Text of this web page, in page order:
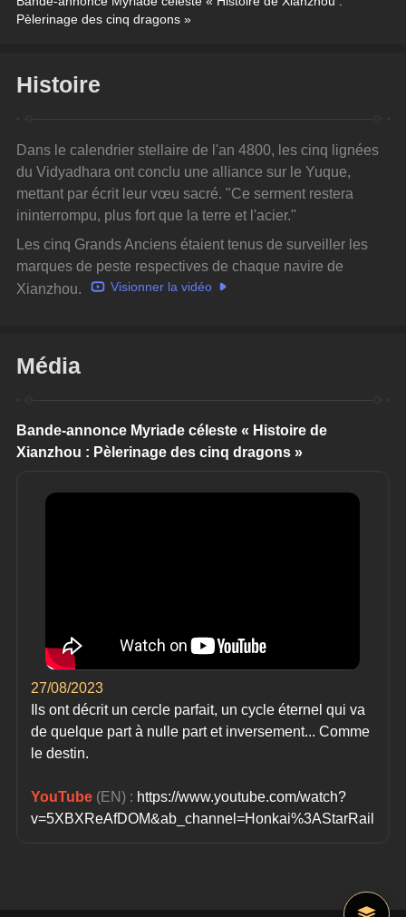
Pèlerinage des cinq dragons »
Histoire
Dans le calendrier stellaire de l'an 4800, les cinq lignées
du Vidyadhara ont conclu une alliance sur le Yuque,
mettant par écrit leur vœu sacré. "Ce serment restera
ininterrompu, plus fort que la terre et l'acier."
Les cinq Grands Anciens étaient tenus de surveiller les
marques de peste respectives de chaque navire de
Xianzhou.
Visionner la vidéo
Média
Bande-annonce Myriade céleste « Histoire de
Xianzhou : Pèlerinage des cinq dragons »
27/08/2023
Ils ont décrit un cercle parfait, un cycle éternel qui va
de quelque part à nulle part et inversement... Comme
le destin.
YouTube (EN) : https://www.youtube.com/watch?
v=5XBXReAfDOM&ab_channel=Honkai%3AStarRail